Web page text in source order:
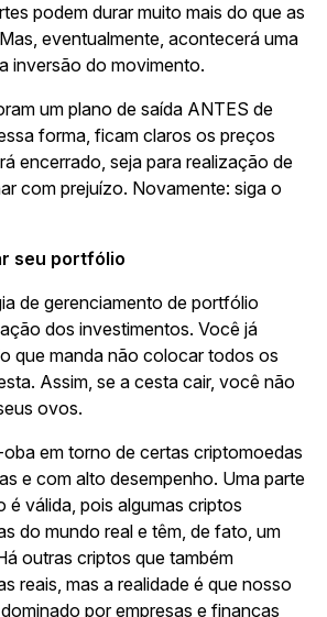
podem durar muito mais do que as
eventualmente, acontecerá uma
inversão do movimento.
um plano de saída ANTES de
forma, ficam claros os preços
encerrado, seja para realização de
com prejuízo. Novamente: siga o
seu portfólio
de gerenciamento de portfólio
dos investimentos. Você já
que manda não colocar todos os
Assim, se a cesta cair, você não
ovos.
em torno de certas criptomoedas
e com alto desempenho. Uma parte
é válida, pois algumas criptos
do mundo real e têm, de fato, um
outras criptos que também
reais, mas a realidade é que nosso
por empresas e finanças